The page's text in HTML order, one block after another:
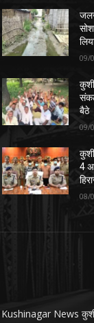
09/
बैठे
09/
4
08/
Kushinagar News